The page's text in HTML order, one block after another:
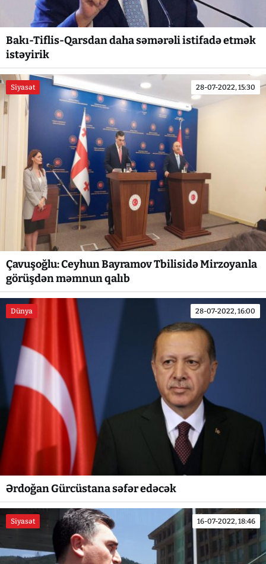
Bakı-Tiflis-Qarsdan daha səmərəli istifadə etmək
istəyirik
Siyasət 28-07-2022, 15:30
Çavuşoğlu: Ceyhun Bayramov Tbilisidə Mirzoyanla
görüşdən məmnun qalıb
Dünya 28-07-2022, 16:00
Ərdoğan Gürcüstana səfər edəcək
Siyasət 16-07-2022, 18:46